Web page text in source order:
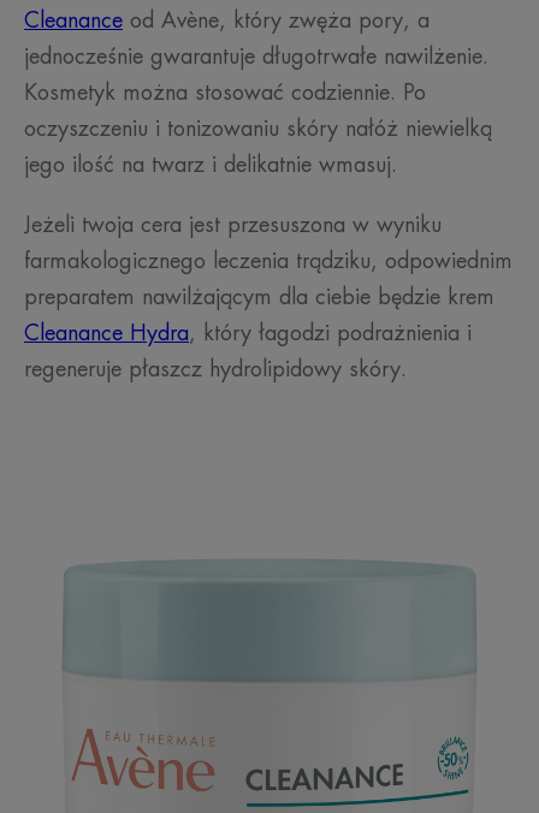
Cleanance od Avène, który zwęża pory, a
jednocześnie gwarantuje długotrwałe nawilżenie.
Kosmetyk można stosować codziennie. Po
oczyszczeniu i tonizowaniu skóry nałóż niewielką
jego ilość na twarz i delikatnie wmasuj.
Jeżeli twoja cera jest przesuszona w wyniku
farmakologicznego leczenia trądziku, odpowiednim
preparatem nawilżającym dla ciebie będzie krem
Cleanance Hydra, który łagodzi podrażnienia i
regeneruje płaszcz hydrolipidowy skóry.